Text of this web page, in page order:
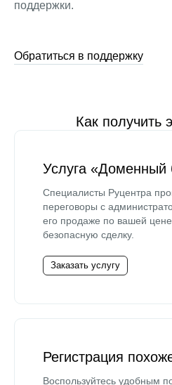
поддержки.
Обратиться в поддержку
Как получить
Услуга «Доменный
Специалисты Руцентра
переговоры с
его продаже по вашей
безопасную сделку.
Заказать услугу
Регистрация
Воспользуйтесь удобным